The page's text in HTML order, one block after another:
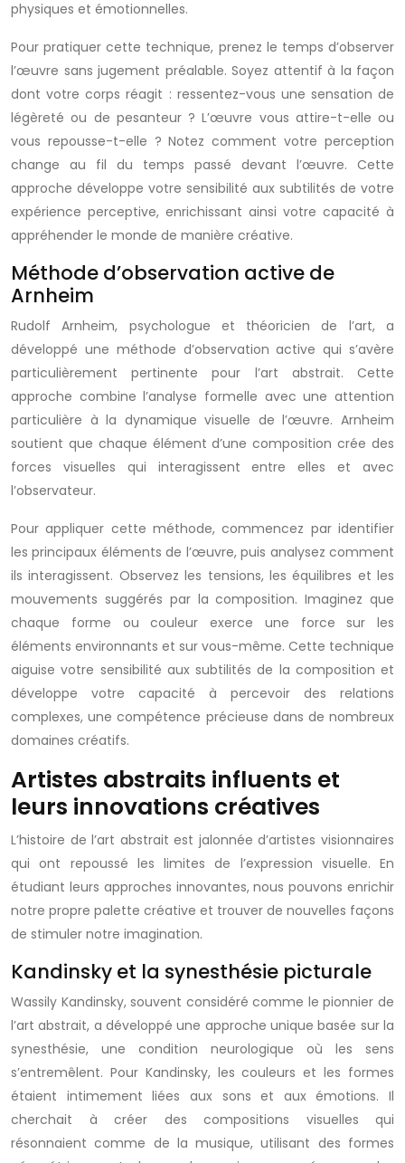
physiques et émotionnelles.
Pour pratiquer cette technique, prenez le temps d’observer
l’œuvre sans jugement préalable. Soyez attentif à la façon
dont votre corps réagit : ressentez-vous une sensation de
légèreté ou de pesanteur ? L’œuvre vous attire-t-elle ou
vous repousse-t-elle ? Notez comment votre perception
change au fil du temps passé devant l’œuvre. Cette
approche développe votre sensibilité aux subtilités de votre
expérience perceptive, enrichissant ainsi votre capacité à
appréhender le monde de manière créative.
Méthode d’observation active de
Arnheim
Rudolf Arnheim, psychologue et théoricien de l’art, a
développé une méthode d’observation active qui s’avère
particulièrement pertinente pour l’art abstrait. Cette
approche combine l’analyse formelle avec une attention
particulière à la dynamique visuelle de l’œuvre. Arnheim
soutient que chaque élément d’une composition crée des
forces visuelles qui interagissent entre elles et avec
l’observateur.
Pour appliquer cette méthode, commencez par identifier
les principaux éléments de l’œuvre, puis analysez comment
ils interagissent. Observez les tensions, les équilibres et les
mouvements suggérés par la composition. Imaginez que
chaque forme ou couleur exerce une force sur les
éléments environnants et sur vous-même. Cette technique
aiguise votre sensibilité aux subtilités de la composition et
développe votre capacité à percevoir des relations
complexes, une compétence précieuse dans de nombreux
domaines créatifs.
Artistes abstraits influents et
leurs innovations créatives
L’histoire de l’art abstrait est jalonnée d’artistes visionnaires
qui ont repoussé les limites de l’expression visuelle. En
étudiant leurs approches innovantes, nous pouvons enrichir
notre propre palette créative et trouver de nouvelles façons
de stimuler notre imagination.
Kandinsky et la synesthésie picturale
Wassily Kandinsky, souvent considéré comme le pionnier de
l’art abstrait, a développé une approche unique basée sur la
synesthésie, une condition neurologique où les sens
s’entremêlent. Pour Kandinsky, les couleurs et les formes
étaient intimement liées aux sons et aux émotions. Il
cherchait à créer des compositions visuelles qui
résonnaient comme de la musique, utilisant des formes